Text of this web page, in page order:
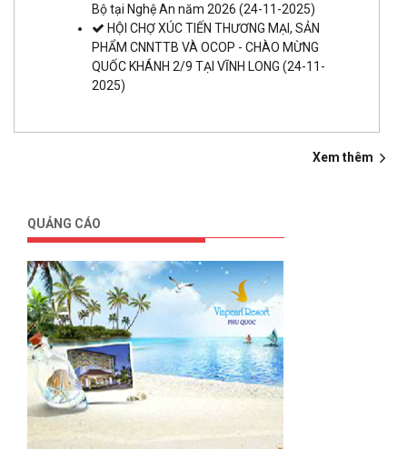
Bộ tại Nghệ An năm 2026 (24-11-2025)
HỘI CHỢ XÚC TIẾN THƯƠNG MẠI, SẢN
PHẨM CNNTTB VÀ OCOP - CHÀO MỪNG
QUỐC KHÁNH 2/9 TẠI VĨNH LONG (24-11-
2025)
Xem thêm
QUẢNG CÁO